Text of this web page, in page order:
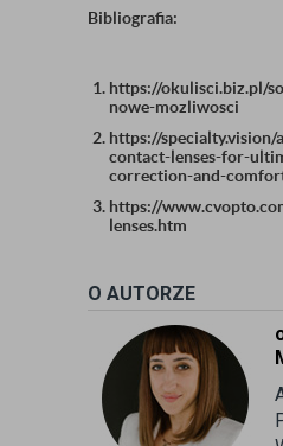
Bibliografia:
https://okulisci.biz.pl/
nowe-mozliwosci
https://
contact-lenses-for-
correction-and-
https://
lenses.htm
O AUTORZE